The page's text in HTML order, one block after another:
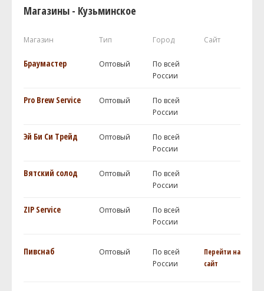
Магазины - Кузьминское
Магазин Тип Город Сайт
Браумастер Оптовый
По всей
России
Pro Brew Service Оптовый
По всей
России
Эй Би Си Трейд Оптовый
По всей
России
Вятский солод Оптовый
По всей
России
ZIP Service Оптовый
По всей
России
Пивснаб Оптовый
По всей
России
Перейти на
сайт